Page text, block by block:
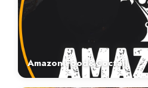
Amazon Food&Coctail